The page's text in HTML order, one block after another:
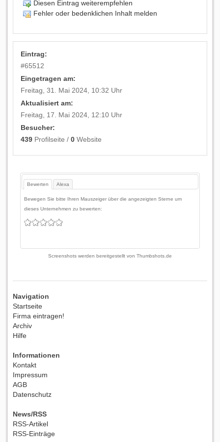
Diesen Eintrag weiterempfehlen
Fehler oder bedenklichen Inhalt melden
Eintrag:
#65512
Eingetragen am:
Freitag, 31. Mai 2024, 10:32 Uhr
Aktualisiert am:
Freitag, 17. Mai 2024, 12:10 Uhr
Besucher:
439 Profilseite /0 Website
Bewerten Alexa
Bewegen Sie bitte Ihren Mauszeiger über die angezeigten Sterne um
dieses Unternehmen zu bewerten:
Screenshots werden bereitgestellt von Thumbshots.de
Navigation
Startseite
Firma eintragen!
Archiv
Hilfe
Informationen
Kontakt
Impressum
AGB
Datenschutz
News/RSS
RSS-Artikel
RSS-Einträge